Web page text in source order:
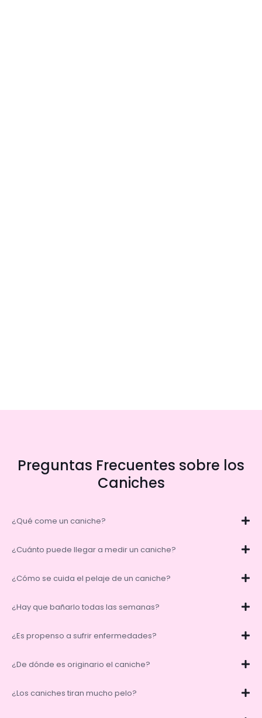
Preguntas Frecuentes sobre los
Caniches
¿Qué come un caniche?
¿Cuánto puede llegar a medir un caniche?
¿Cómo se cuida el pelaje de un caniche?
¿Hay que bañarlo todas las semanas?
¿Es propenso a sufrir enfermedades?
¿De dónde es originario el caniche?
¿Los caniches tiran mucho pelo?